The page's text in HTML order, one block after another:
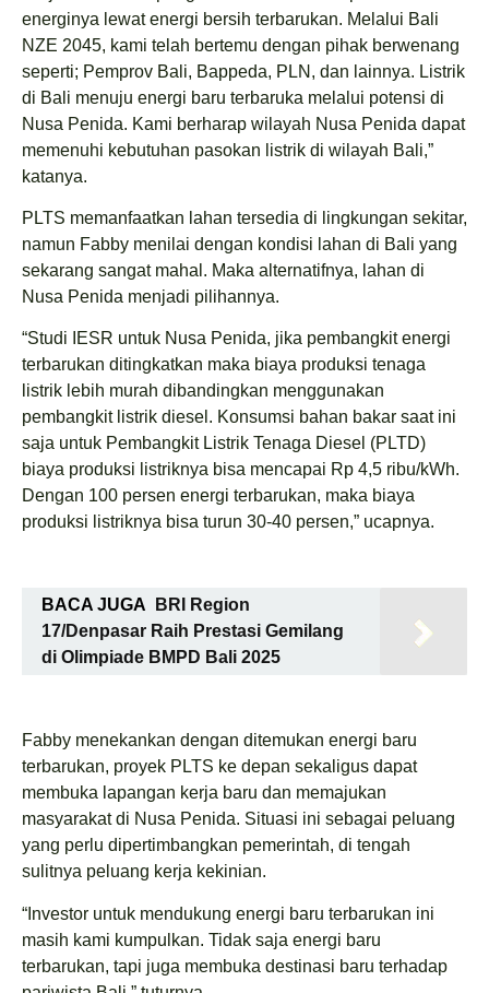
energinya lewat energi bersih terbarukan. Melalui Bali
NZE 2045, kami telah bertemu dengan pihak berwenang
seperti; Pemprov Bali, Bappeda, PLN, dan lainnya. Listrik
di Bali menuju energi baru terbaruka melalui potensi di
Nusa Penida. Kami berharap wilayah Nusa Penida dapat
memenuhi kebutuhan pasokan listrik di wilayah Bali,”
katanya.
PLTS memanfaatkan lahan tersedia di lingkungan sekitar,
namun Fabby menilai dengan kondisi lahan di Bali yang
sekarang sangat mahal. Maka alternatifnya, lahan di
Nusa Penida menjadi pilihannya.
“Studi IESR untuk Nusa Penida, jika pembangkit energi
terbarukan ditingkatkan maka biaya produksi tenaga
listrik lebih murah dibandingkan menggunakan
pembangkit listrik diesel. Konsumsi bahan bakar saat ini
saja untuk Pembangkit Listrik Tenaga Diesel (PLTD)
biaya produksi listriknya bisa mencapai Rp 4,5 ribu/kWh.
Dengan 100 persen energi terbarukan, maka biaya
produksi listriknya bisa turun 30-40 persen,” ucapnya.
BACA JUGA
BRI Region
17/Denpasar Raih Prestasi Gemilang
di Olimpiade BMPD Bali 2025
Fabby menekankan dengan ditemukan energi baru
terbarukan, proyek PLTS ke depan sekaligus dapat
membuka lapangan kerja baru dan memajukan
masyarakat di Nusa Penida. Situasi ini sebagai peluang
yang perlu dipertimbangkan pemerintah, di tengah
sulitnya peluang kerja kekinian.
“Investor untuk mendukung energi baru terbarukan ini
masih kami kumpulkan. Tidak saja energi baru
terbarukan, tapi juga membuka destinasi baru terhadap